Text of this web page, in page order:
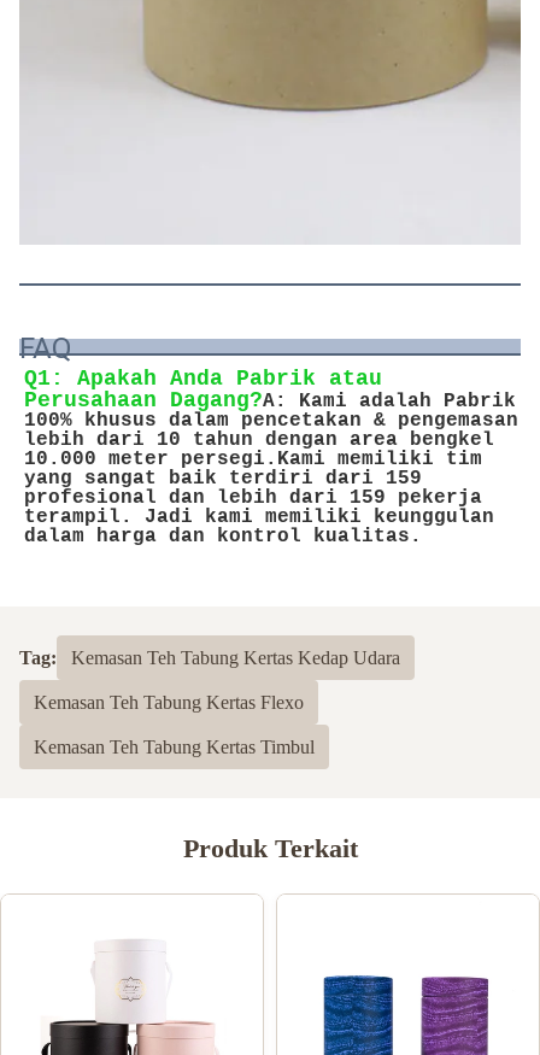
FAQ
Q1: Apakah Anda Pabrik atau
Perusahaan Dagang?A: Kami adalah Pabrik
100% khusus dalam pencetakan & pengemasan
lebih dari 10 tahun dengan area bengkel
10.000 meter persegi.Kami memiliki tim
yang sangat baik terdiri dari 159
profesional dan lebih dari 159 pekerja
terampil. Jadi kami memiliki keunggulan
dalam harga dan kontrol kualitas.
Tag: Kemasan Teh Tabung Kertas Kedap Udara
Kemasan Teh Tabung Kertas Flexo
Kemasan Teh Tabung Kertas Timbul
Produk Terkait